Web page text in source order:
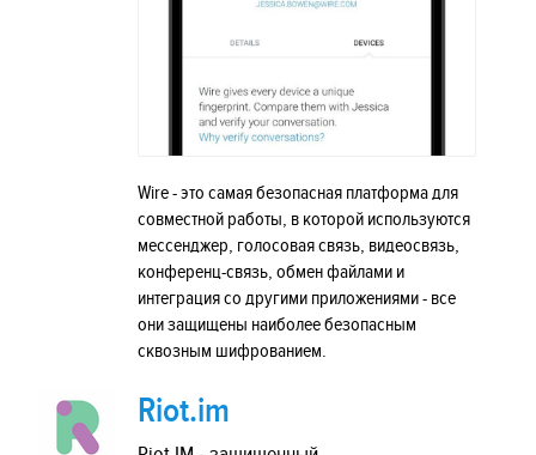
Wire - это самая безопасная платформа для
совместной работы, в которой используются
мессенджер, голосовая связь, видеосвязь,
конференц-связь, обмен файлами и
интеграция со другими приложениями - все
они защищены наиболее безопасным
сквозным шифрованием.
Riot.im